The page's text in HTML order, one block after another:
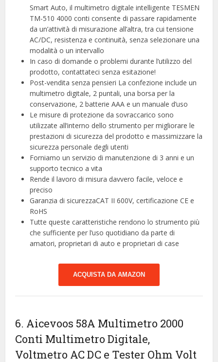
Smart Auto, il multimetro digitale intelligente TESMEN
TM-510 4000 conti consente di passare rapidamente
da un’attività di misurazione all’altra, tra cui tensione
AC/DC, resistenza e continuità, senza selezionare una
modalità o un intervallo
In caso di domande o problemi durante l’utilizzo del
prodotto, contattateci senza esitazione!
Post-vendita senza pensieri La confezione include un
multimetro digitale, 2 puntali, una borsa per la
conservazione, 2 batterie AAA e un manuale d’uso
Le misure di protezione da sovraccarico sono
utilizzate all’interno dello strumento per migliorare le
prestazioni di sicurezza del prodotto e massimizzare la
sicurezza personale degli utenti
Forniamo un servizio di manutenzione di 3 anni e un
supporto tecnico a vita
Rende il lavoro di misura davvero facile, veloce e
preciso
Garanzia di sicurezzaCAT II 600V, certificazione CE e
RoHS
Tutte queste caratteristiche rendono lo strumento più
che sufficiente per l’uso quotidiano da parte di
amatori, proprietari di auto e proprietari di case
ACQUISTA DA AMAZON
6. Aicevoos 58A Multimetro 2000
Conti Multimetro Digitale,
Voltmetro AC DC e Tester Ohm Volt